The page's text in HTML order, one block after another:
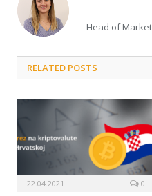
Head of
RELATED POSTS
22.04.2021 0